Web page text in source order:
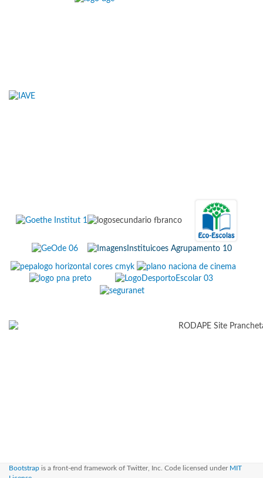
Bootstrap is a front-end framework of Twitter, Inc. Code licensed under MIT